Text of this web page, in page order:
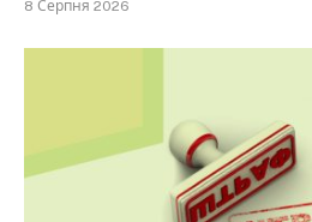
8 Серпня 2026